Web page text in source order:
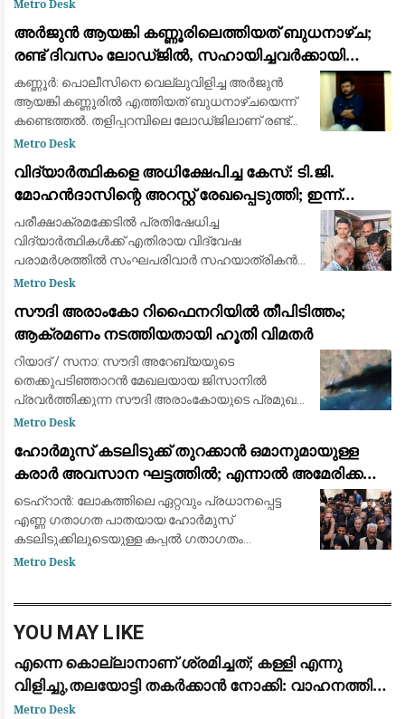
Metro Desk
അർജുൻ ആയങ്കി കണ്ണൂരിലെത്തിയത് ബുധനാഴ്ച;
രണ്ട് ദിവസം ലോഡ്ജിൽ, സഹായിച്ചവർക്കായി
തിരച്ചിൽ
കണ്ണൂർ: പൊലീസിനെ വെല്ലുവിളിച്ച അർജുൻ
ആയങ്കി കണ്ണൂരിൽ എത്തിയത് ബുധനാഴ്ചയെന്ന്
കണ്ടെത്തൽ. തളിപ്പറമ്പിലെ ലോഡ്ജിലാണ് രണ്ട്
ദിവസം തങ്ങിയത്. സുഹൃത്ത് പ്രണവും ബന്ധു
Metro Desk
വിദ്യാർത്ഥികളെ അധിക്ഷേപിച്ച കേസ്: ടി.ജി.
മോഹൻദാസിന്റെ അറസ്റ്റ് രേഖപ്പെടുത്തി; ഇന്ന്
കോടതിയിൽ ഹാജരാക്കും
പരീക്ഷാക്രമക്കേടില്‍ പ്രതിഷേധിച്ച
വിദ്യാര്‍ത്ഥികള്‍ക്ക് എതിരായ വിദ്വേഷ
പരാമര്‍ശത്തില്‍ സംഘപരിവാര്‍ സഹയാത്രികന്‍
ടി. ജി. മോഹന്‍ദാസിന്റെ അറസ്റ്റ് രേഖപ്പെടുത്തി.
Metro Desk
സൗദി അരാംകോ റിഫൈനറിയിൽ തീപിടിത്തം;
ആക്രമണം നടത്തിയതായി ഹൂതി വിമതർ
റിയാദ് / സനാ: സൗദി അറേബ്യയുടെ
തെക്കുപടിഞ്ഞാറൻ മേഖലയായ ജിസാനിൽ
പ്രവർത്തിക്കുന്ന സൗദി അരാംകോയുടെ പ്രമുഖ
എണ്ണശുദ്ധീകരണ ശാലയ്ക്ക് (Aramco Refinery)
ഇറാന്റെ പിന്തുണയുള്ള ഹ
Metro Desk
ഹോർമുസ് കടലിടുക്ക് തുറക്കാൻ ഒമാനുമായുള്ള
കരാർ അവസാന ഘട്ടത്തിൽ; എന്നാൽ അമേരിക്ക
നിബന്ധനകൾ പാലിക്കണമെന്ന് ഇറാൻ
ടെഹ്‌റാൻ: ലോകത്തിലെ ഏറ്റവും പ്രധാനപ്പെട്ട
എണ്ണ ഗതാഗത പാതയായ ഹോർമുസ്
കടലിടുക്കിലൂടെയുള്ള കപ്പൽ ഗതാഗതം
പുനഃസ്ഥാപിക്കുന്നതിനായി ഒമാനുമായി നടത്തുന്ന
Metro Desk
YOU MAY LIKE
എന്നെ കൊല്ലാനാണ് ശ്രമിച്ചത്; കള്ളി എന്നു
വിളിച്ചു,തലയോട്ടി തകർക്കാൻ നോക്കി: വാഹനത്തിന്
നേരെ കല്ലേറുണ്ടായതിനെ രൂക്ഷമായി വിമർശിച്ച്
Metro Desk